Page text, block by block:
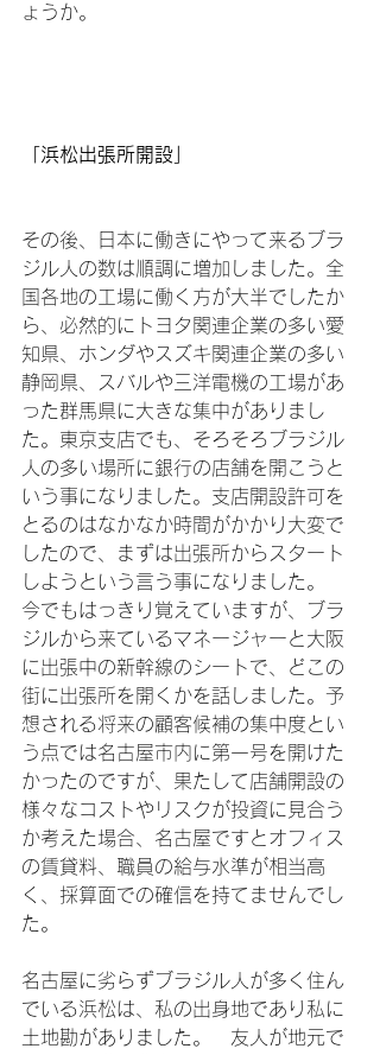
ょうか。
「浜松出張所開設」
その後、日本に働きにやって来るブラ
ジル人の数は順調に増加しました。全
国各地の工場に働く方が大半でしたか
ら、必然的にトヨタ関連企業の多い愛
知県、ホンダやスズキ関連企業の多い
静岡県、スバルや三洋電機の工場があ
った群馬県に大きな集中がありまし
た。東京支店でも、そろそろブラジル
人の多い場所に銀行の店舗を開こうと
いう事になりました。支店開設許可を
とるのはなかなか時間がかかり大変で
したので、まずは出張所からスタート
しようという言う事になりました。
今でもはっきり覚えていますが、ブラ
ジルから来ているマネージャーと大阪
に出張中の新幹線のシートで、どこの
街に出張所を開くかを話しました。予
想される将来の顧客候補の集中度とい
う点では名古屋市内に第一号を開けた
かったのですが、果たして店舗開設の
様々なコストやリスクが投資に見合う
か考えた場合、名古屋ですとオフィス
の賃貸料、職員の給与水準が相当高
く、採算面での確信を持てませんでし
た。
名古屋に劣らずブラジル人が多く住ん
でいる浜松は、私の出身地であり私に
土地勘がありました。　友人が地元で